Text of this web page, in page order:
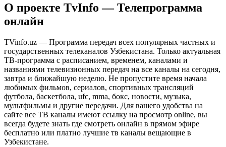
О проекте TvInfo — Телепрограмма
онлайн
TVinfo.uz — Программа передач всех популярных частных и
государственных телеканалов Узбекистана. Только актуальная
ТВ-программа с расписанием, временем, каналами и
названиями телевизионных передач на все каналы на сегодня,
завтра и ближайшую неделю. Не пропустите время начала
любимых фильмов, сериалов, спортивных трансляций
футбола, баскетбола, ufc, mma, бокс, новости, музыка,
мультфильмы и другие передачи. Для вашего удобства на
сайте все ТВ каналы имеют ссылку на просмотр online, вы
всегда будете знать где смотреть онлайн в прямом эфире
бесплатно или платно лучшие тв каналы вещающие в
Узбекистане.